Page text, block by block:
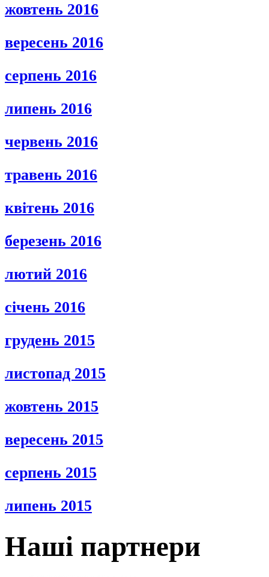
жовтень 2016
вересень 2016
серпень 2016
липень 2016
червень 2016
травень 2016
квітень 2016
березень 2016
лютий 2016
січень 2016
грудень 2015
листопад 2015
жовтень 2015
вересень 2015
серпень 2015
липень 2015
Наші партнери